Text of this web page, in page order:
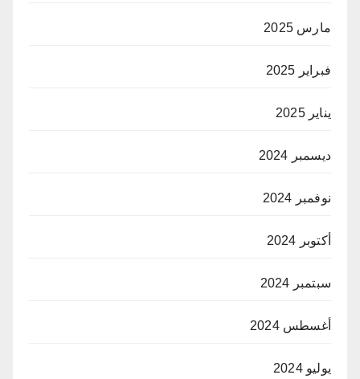
مارس 2025
فبراير 2025
يناير 2025
ديسمبر 2024
نوفمبر 2024
أكتوبر 2024
سبتمبر 2024
أغسطس 2024
يوليو 2024